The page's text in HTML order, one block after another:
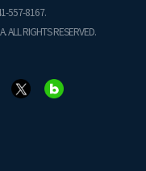
557-8167.
ALL RIGHTS RESERVED.